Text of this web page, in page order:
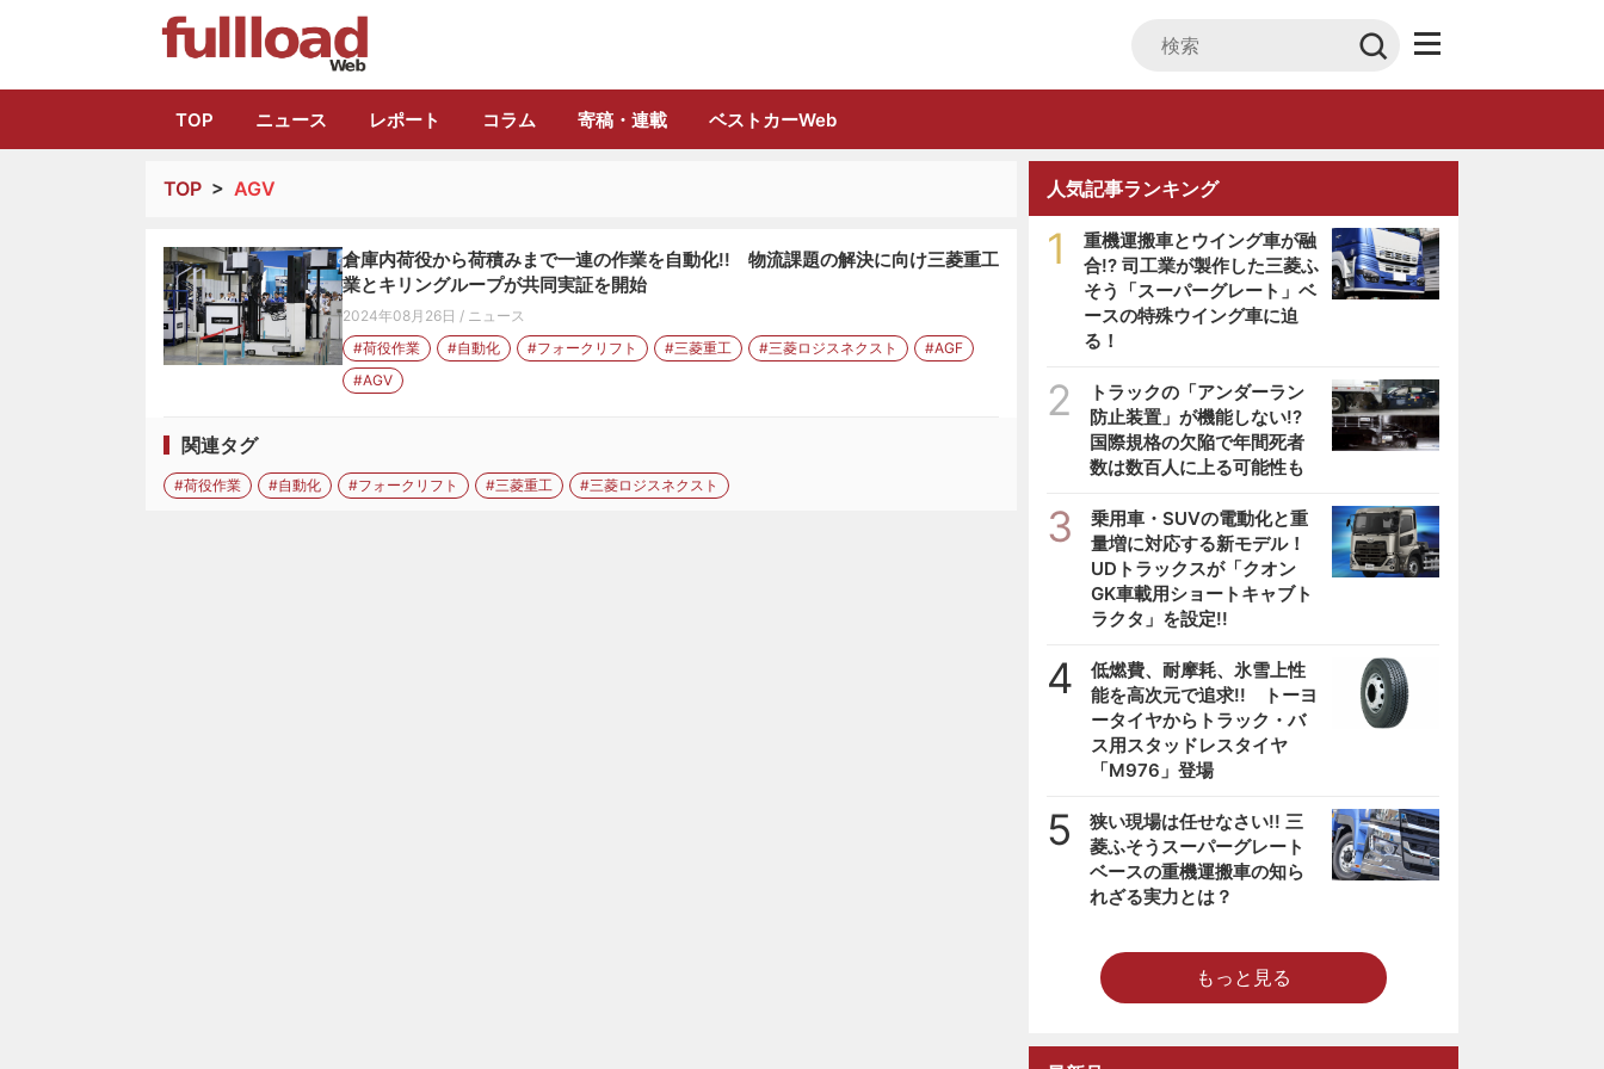
TOP ニュース レポート コラム 寄稿・連載 ベストカーWeb
TOP > AGV
倉庫内荷役から荷積みまで一連の作業を自動化!! 物流課題の解決に向け三菱重工
業とキリングループが共同実証を開始
2024年08月26日 / ニュース
#荷役作業
#自動化 #フォークリフト #三菱重工 #三菱ロジスネクスト
#AGF
#AGV
関連タグ
#荷役作業 #自動化 #フォークリフト #三菱重工 #三菱ロジスネクスト
人気記事ランキング
1
重機運搬車とウイング車が融
合!? 司工業が製作した三菱ふ
そう「スーパーグレート」ベ
ースの特殊ウイング車に迫
る！
2
トラックの「アンダーラン
防止装置」が機能しない!?
国際規格の欠陥で年間死者
数は数百人に上る可能性も
3
乗用車・SUVの電動化と重
量増に対応する新モデル！
UDトラックスが「クオン
GK車載用ショートキャブト
ラクタ」を設定!!
4
低燃費、耐摩耗、氷雪上性
能を高次元で追求!! トーヨ
ータイヤからトラック・バ
ス用スタッドレスタイヤ
「M976」登場
5
狭い現場は任せなさい!! 三
菱ふそうスーパーグレート
ベースの重機運搬車の知ら
れざる実力とは？
もっと見る